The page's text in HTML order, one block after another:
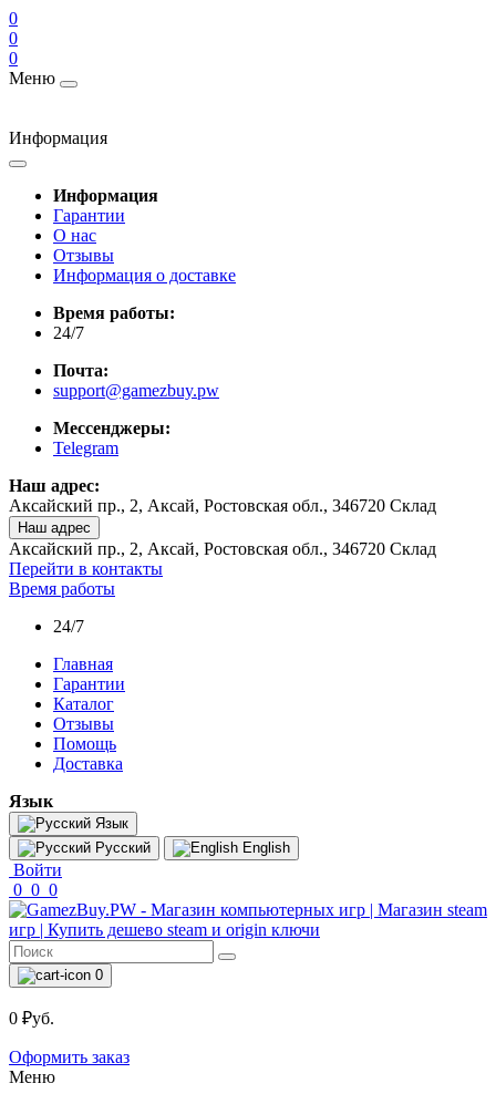
0
0
0
Меню
Информация
Информация
Гарантии
О нас
Отзывы
Информация о доставке
Время работы:
24/7
Почта:
support@gamezbuy.pw
Мессенджеры:
Telegram
Наш адрес:
Аксайский пр., 2, Аксай, Ростовская обл., 346720 Склад
Наш адрес
Аксайский пр., 2, Аксай, Ростовская обл., 346720 Склад
Перейти в контакты
Время работы
24/7
Главная
Гарантии
Каталог
Отзывы
Помощь
Доставка
Язык
Язык
Русский
English
Войти
0 0 0
0
0 ₽уб.
Оформить заказ
Меню